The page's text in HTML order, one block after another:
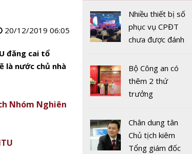
20/12/2019 06:05
đăng cai tổ
là nước chủ nhà
Nhóm Nghiên
Nhiều thiết bị số
phục vụ CPĐT
chưa được đánh
Bộ Công an có
thêm 2 thứ
trưởng
Chân dung tân
Chủ tịch kiêm
Tổng giám đốc